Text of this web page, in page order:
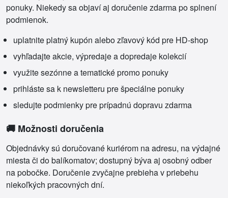
ponuky. Niekedy sa objaví aj doručenie zdarma po splnení
podmienok.
uplatnite platný kupón alebo zľavový kód pre HD-shop
vyhľadajte akcie, výpredaje a dopredaje kolekcií
využite sezónne a tematické promo ponuky
prihláste sa k newsletteru pre špeciálne ponuky
sledujte podmienky pre prípadnú dopravu zdarma
🚚 Možnosti doručenia
Objednávky sú doručované kuriérom na adresu, na výdajné
miesta či do balíkomatov; dostupný býva aj osobný odber
na pobočke. Doručenie zvyčajne prebieha v priebehu
niekoľkých pracovných dní.